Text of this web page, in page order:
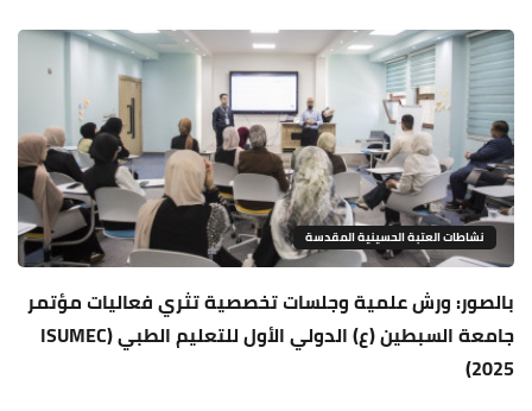
نشاطات العتبة الحسينية المقدسة
بالصور: ورش علمية وجلسات تخصصية تثري فعاليات مؤتمر
جامعة السبطين (ع) الدولي الأول للتعليم الطبي (ISUMEC
2025)